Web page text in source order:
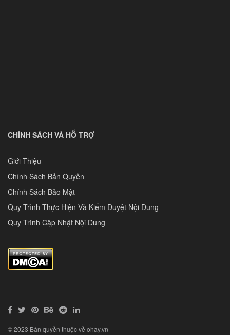
CHÍNH SÁCH VÀ HỖ TRỢ
Giới Thiệu
Chính Sách Bản Quyền
Chính Sách Bảo Mật
Quy Trình Thực Hiện Và Kiểm Duyệt Nội Dung
Quy Trình Cập Nhật Nội Dung
© 2023 Bản quyền thuộc về ohay.vn